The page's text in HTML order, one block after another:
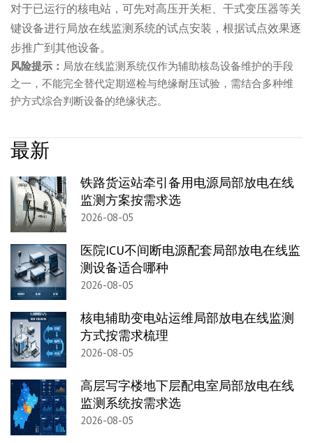
对于已运行的核电站，可先对高压开关柜、干式变压器等关
键设备进行局放在线监测系统的试点安装，根据试点效果逐
步推广到其他设备。
风险提示： 局放在线监测系统仅作为辅助核岛设备维护的手段
之一，不能完全替代定期巡检与绝缘耐压试验，需结合多种维
护方式综合判断设备的绝缘状态。
最新
铁路货运站牵引备用电源局部放电在线
监测方案按需求选
2026-08-05
医院ICU不间断电源配套局部放电在线监
测设备适合哪种
2026-08-05
核电辅助变电站运维局部放电在线监测
方式按需求梳理
2026-08-05
高层写字楼地下层配电室局部放电在线
监测系统按需求选
2026-08-05